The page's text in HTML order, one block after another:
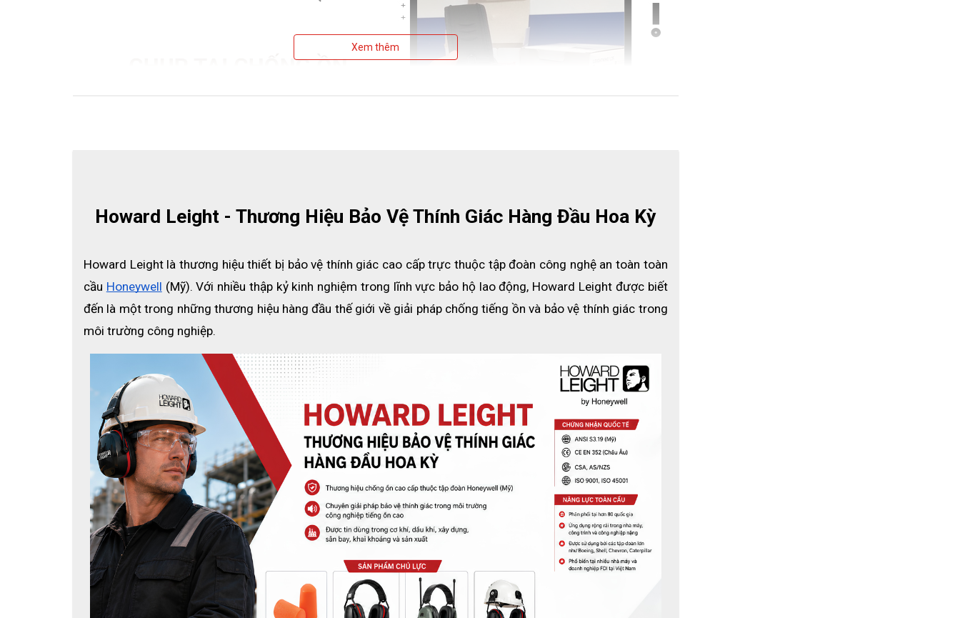
Thiết kế tiện lợi
Chụp tai Leightning L2F được thiết kế đeo qua đầu Headband nên cho phép người sử dụng đeo theo nhiều kiểu, nhiều vị trí khác
nhau: vị trí trên đầu, mang sau gáy hoặc dây đeo dưới cằm.
Phần ngoài của dây đeo vững chắc giúp chống lại các tác động từ môi trường làm việc nặng nhọc.
Cảm giác thoải mái
Chụp tai L2F được thiết kế có lỗ thông hơi phía trong, giúp giảm áp lực khi mang và thông thoáng khi làm việc trong môi trường
nóng và có độ ẩm cao.
Để nâng cao hiệu suất làm việc và giảm chi phí, phần đệm chụp tai dễ dàng thay thế một cách dễ dàng.
Công nghệ Air Flow Control ™
Công nghệ Air Flow Control được cấp bằng sáng chế cải thiện sự suy giảm tiếng ồn ở tất cả các tần số mà không làm tăng kích
thước hoặc trọng lượng của tai.
Air Flow Control (AFC) là giải pháp cho vấn đề thường gặp với earmuffs truyền thống đó là giảm tiếng ồn tốt ở tần số cao, nhưng
kém ở tần số thấp. Vì vậy, chụp tai truyền thống không thể bảo vệ tai tổng thể tối ưu cho môi trường với mức độ cao của tiếng ồn
tần số thấp. AFC mang lại khả năng chống ồn tần số thấp vượt trội và thực hiện đồng bộ hơn trên toàn dải tần số mà không làm
tăng kích thước hoặc trọng lượng của chụp tai.
Bảo quản chụp tai Leightning L2F
Xem thêm
Howard Leight - Thương Hiệu Bảo Vệ Thính Giác Hàng Đầu Hoa Kỳ
Howard Leight là thương hiệu thiết bị bảo vệ thính giác cao cấp trực thuộc tập đoàn công nghệ an toàn toàn
cầu Honeywell (Mỹ). Với nhiều thập kỷ kinh nghiệm trong lĩnh vực bảo hộ lao động, Howard Leight được biết
đến là một trong những thương hiệu hàng đầu thế giới về giải pháp chống tiếng ồn và bảo vệ thính giác trong
môi trường công nghiệp.